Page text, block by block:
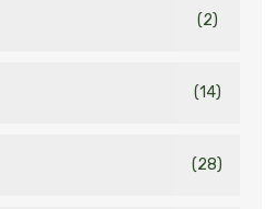
(2)
(14)
(28)